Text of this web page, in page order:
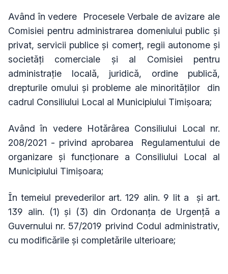
Având în vedere Procesele Verbale de avizare ale
Comisiei pentru administrarea domeniului public și
privat, servicii publice și comerț, regii autonome și
societăți comerciale și al Comisiei pentru
administrație locală, juridică, ordine publică,
drepturile omului și probleme ale minorităților
din
cadrul Consiliului Local al Municipiului Timișoara;
Având în vedere Hotărârea Consiliului Local nr.
208/2021 - privind aprobarea Regulamentului de
organizare și funcționare a Consiliului Local al
Municipiului Timișoara;
În temeiul prevederilor art. 129 alin. 9 lit a
și art.
139 alin. (1) și (3) din Ordonanța de Urgență a
Guvernului nr. 57/2019 privind Codul administrativ,
cu modificările și completările ulterioare;